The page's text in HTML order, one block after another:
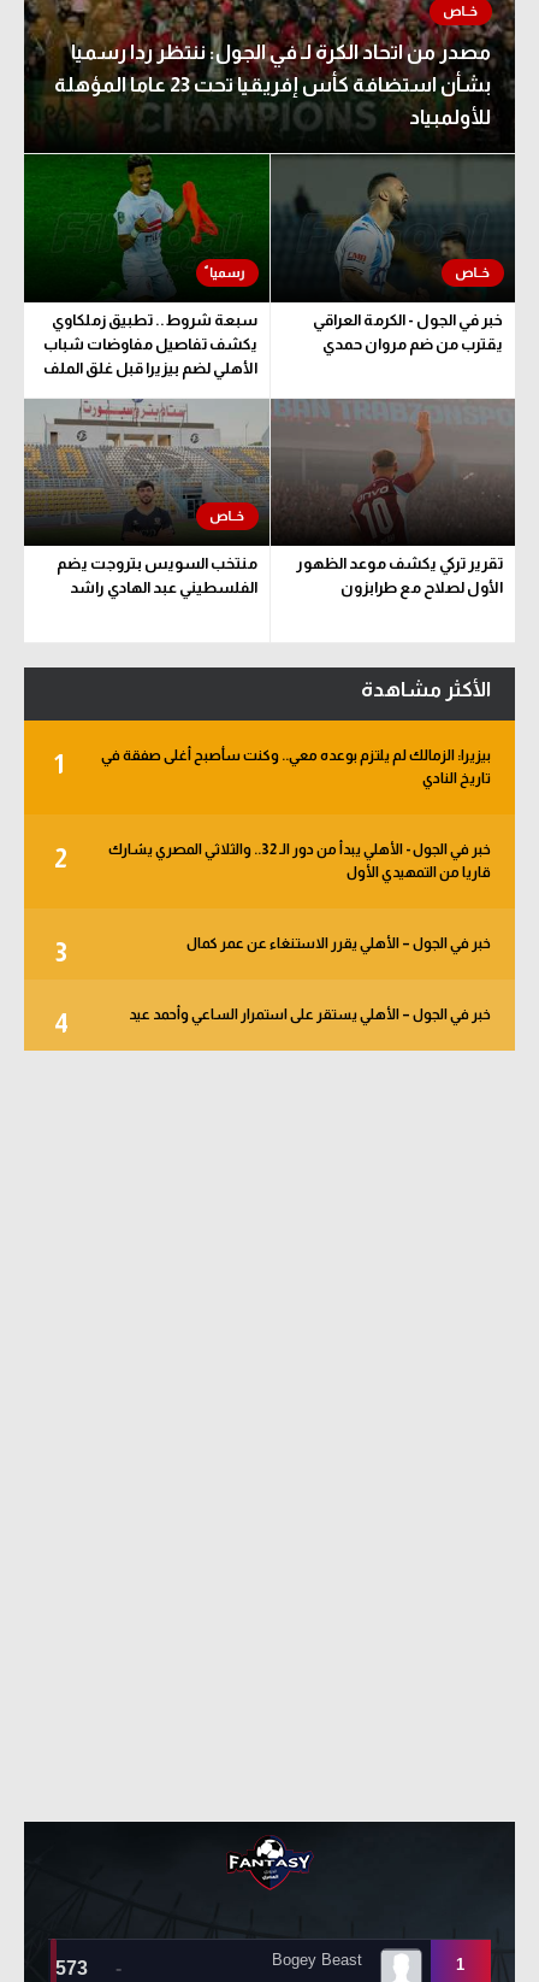
مصدر من اتحاد الكرة لـ في الجول: ننتظر ردا رسميا
بشأن استضافة كأس إفريقيا تحت 23 عاما المؤهلة
للأولمبياد
خبر في الجول - الكرمة العراقي
يقترب من ضم مروان حمدي
سبعة شروط.. تطبيق زملكاوي
يكشف تفاصيل مفاوضات شباب
الأهلي لضم بيزيرا قبل غلق الملف
تقرير تركي يكشف موعد الظهور
الأول لصلاح مع طرابزون
منتخب السويس بتروجت يضم
الفلسطيني عبد الهادي راشد
الأكثر مشاهدة
1
بيزيرا: الزمالك لم يلتزم بوعده معي.. وكنت سأصبح أغلى صفقة في
تاريخ النادي
2
خبر في الجول - الأهلي يبدأ من دور الـ 32.. والثلاثي المصري يشارك
قاريا من التمهيدي الأول
3 خبر في الجول – الأهلي يقرر الاستنغاء عن عمر كمال
4 خبر في الجول – الأهلي يستقر على استمرار الساعي وأحمد عيد